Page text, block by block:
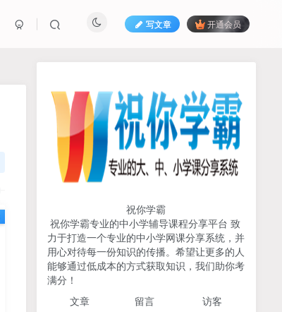
写文章 开通会员
717人已阅读
初中《中学教材全解》2025-2026七八九
TOP1
2026版《浙大优辅》数学公
式定理导引（小学+初中+高
中全套）PDF
3个月前 498人已阅读
TOP2
（分龄版/年龄阶段分类）
祝你学霸
祝你学霸专业的中小学辅导课程分享平台 致
力于打造一个专业的中小学网课分享系统，并
用心对待每一份知识的传播。希望让更多的人
能够通过低成本的方式获取知识，我们助你考
满分！
文章 留言 访客